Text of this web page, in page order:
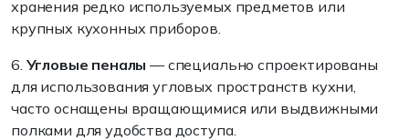
хранения редко используемых предметов или
крупных кухонных приборов.
6. Угловые пеналы — специально спроектированы
для использования угловых пространств кухни,
часто оснащены вращающимися или выдвижными
полками для удобства доступа.